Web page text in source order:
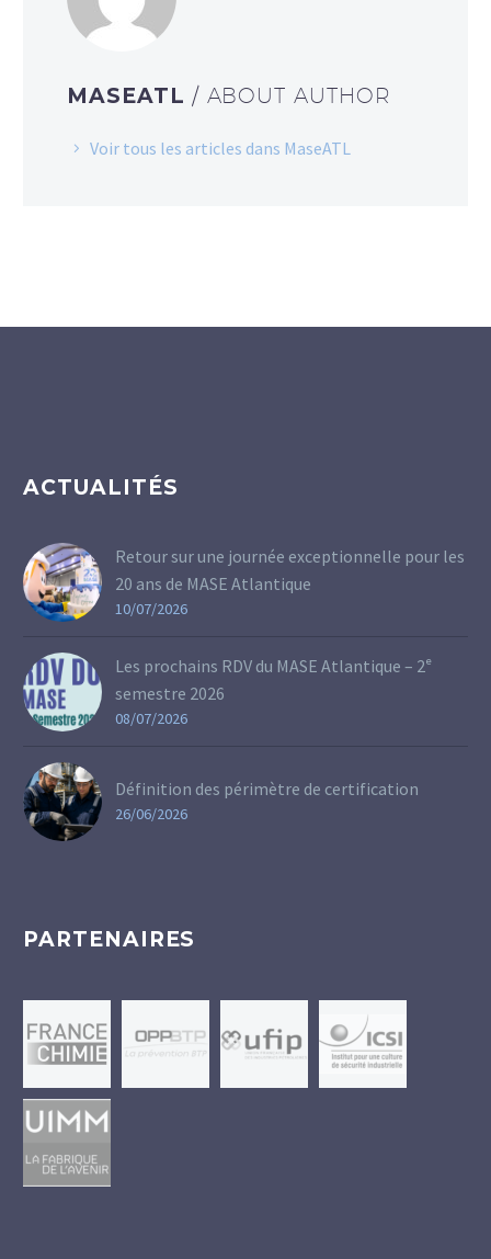
MASEATL / ABOUT AUTHOR
Voir tous les articles dans MaseATL
ACTUALITÉS
Retour sur une journée exceptionnelle pour les
20 ans de MASE Atlantique
10/07/2026
Les prochains RDV du MASE Atlantique – 2ᵉ
semestre 2026
08/07/2026
Définition des périmètre de certification
26/06/2026
PARTENAIRES